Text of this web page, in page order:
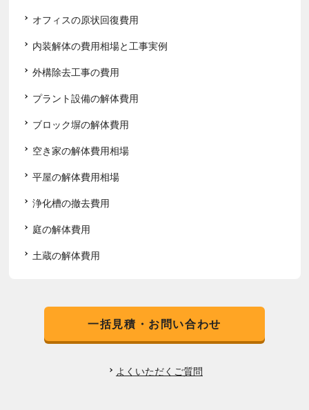
オフィスの原状回復費用
内装解体の費用相場と工事実例
外構除去工事の費用
プラント設備の解体費用
ブロック塀の解体費用
空き家の解体費用相場
平屋の解体費用相場
浄化槽の撤去費用
庭の解体費用
土蔵の解体費用
一括見積・お問い合わせ
よくいただくご質問